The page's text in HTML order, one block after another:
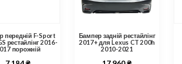
передній F-Sport
рестайлінг 2016-
порожній
Бампер задній рестайлінг
2017+ для Lexus CT 200h
2010-2021